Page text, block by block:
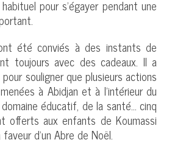
pour s’égayer pendant une
été conviés à des instants de
toujours avec des cadeaux. Il a
souligner que plusieurs actions
à Abidjan et à l’intérieur du
éducatif, de la santé… cinq
offerts aux enfants de Koumassi
d’un Abre de Noël.